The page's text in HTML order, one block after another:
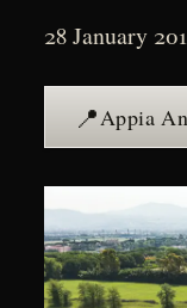
28 January
📍Appia